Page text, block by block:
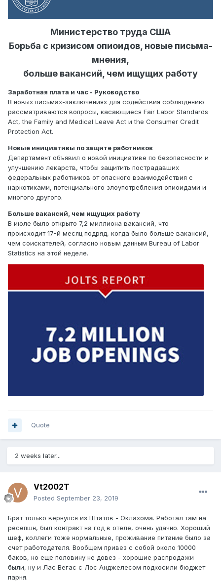
Министерство труда США
Борьба с кризисом опиоидов, новые письма-
мнения,
больше вакансий, чем ищущих работу
Заработная плата и час - Руководство
В новых письмах-заключениях для содействия соблюдению
рассматриваются вопросы, касающиеся Fair Labor Standards
Act, the Family and Medical Leave Act и the Consumer Credit
Protection Act.
Новые инициативы по защите работников
Департамент объявил о новой инициативе по безопасности и
улучшению лекарств, чтобы защитить пострадавших
федеральных работников от опасного взаимодействия с
наркотиками, потенциального злоупотребления опиоидами и
многого другого.
Больше вакансий, чем ищущих работу
В июле было открыто 7,2 миллиона вакансий, что
происходит 17-й месяц подряд, когда было больше вакансий,
чем соискателей, согласно новым данным Bureau of Labor
Statistics на этой неделе.
Quote
2 weeks later...
Vt2002T
Posted September 23, 2019
Брат только вернулся из Штатов - Оклахома. Работал там на
ресепшн, был контракт на год в отеле, очень удачно. Хороший
шеф, коллеги тоже нормальные, проживание питание было за
счет работодателя. Вообщем привез с собой около 10000
баков, но еще половину не довез - хорошие распродажи
были, ну и Лас Вегас с Лос Анджелесом подкосили бюджет
парня.